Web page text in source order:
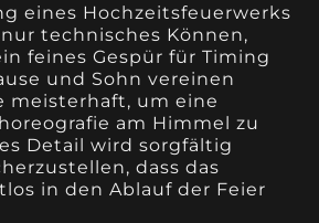
eines Hochzeitsfeuerwerks
technisches Können,
feines Gespür für Timing
und Sohn vereinen
meisterhaft, um eine
am Himmel zu
Detail wird sorgfältig
dass das
in den Ablauf der Feier